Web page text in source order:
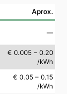
Aprox.
—
€ 0.005 – 0.20
/kWh
€ 0.05 – 0.15
/kWh